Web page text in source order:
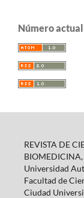
Número actual
REVISTA DE
Universidad
Facultad de
Ciudad